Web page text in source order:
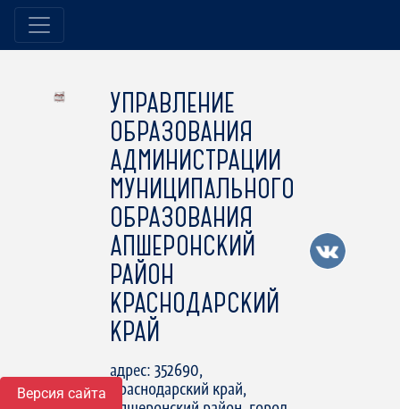
Версия сайта
УПРАВЛЕНИЕ
ОБРАЗОВАНИЯ
АДМИНИСТРАЦИИ
МУНИЦИПАЛЬНОГО
ОБРАЗОВАНИЯ
АПШЕРОНСКИЙ
РАЙОН
КРАСНОДАРСКИЙ
КРАЙ
адрес: 352690,
Краснодарский край,